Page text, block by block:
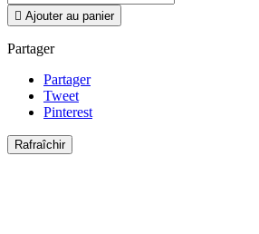
 Ajouter au panier
Partager
Partager
Tweet
Pinterest